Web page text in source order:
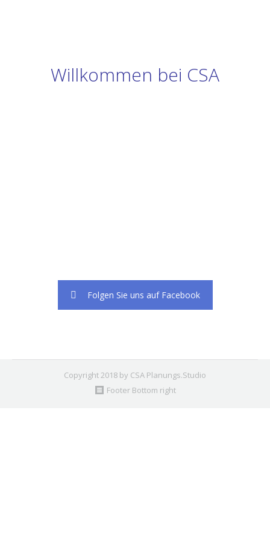
Willkommen bei CSA
Folgen Sie uns auf Facebook
Copyright 2018 by CSA Planungs.Studio
Footer Bottom right